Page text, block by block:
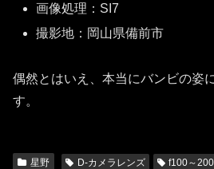
画像処理：SI7
撮影地：岡山県備前市
偶然とはいえ、本当にバンビの姿
す。
星野 D-カメラレンズ
f100～